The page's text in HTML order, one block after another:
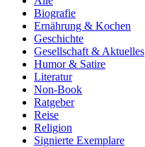
Biografie
Ernährung & Kochen
Geschichte
Gesellschaft & Aktuelles
Humor & Satire
Literatur
Non-Book
Ratgeber
Reise
Religion
Signierte Exemplare